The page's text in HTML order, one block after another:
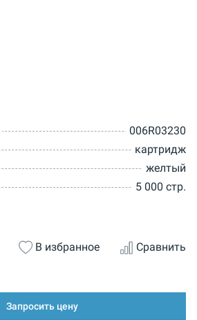
006R03230
картридж
желтый
5 000 стр.
В избранное Сравнить
Запросить цену